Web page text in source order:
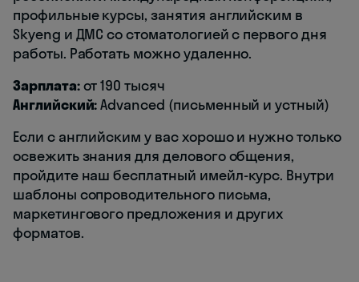
профильные курсы, занятия английским в
Skyeng и ДМС со стоматологией с первого дня
работы. Работать можно удаленно.
Зарплата:от 190 тысяч
Английский:Advanced (письменный и устный)
Если с английским у вас хорошо и нужно только
освежить знания для делового общения,
пройдите наш бесплатный имейл-курс. Внутри
шаблоны сопроводительного письма,
маркетингового предложения и других
форматов.